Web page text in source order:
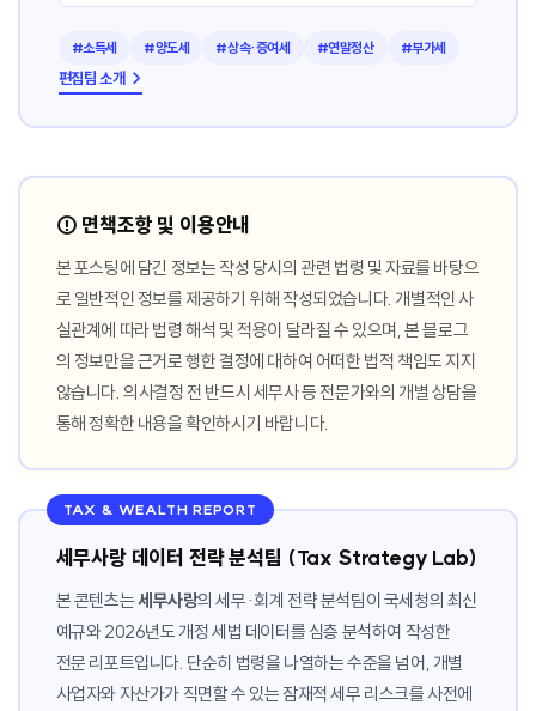
#소득세 #양도세 #상속·증여세 #연말정산 #부가세
편집팀 소개 →
⚠️ 면책조항 및 이용안내
본 포스팅에 담긴 정보는 작성 당시의 관련 법령 및 자료를 바탕으
로 일반적인 정보를 제공하기 위해 작성되었습니다. 개별적인 사
실관계에 따라 법령 해석 및 적용이 달라질 수 있으며, 본 블로그
의 정보만을 근거로 행한 결정에 대하여 어떠한 법적 책임도 지지
않습니다. 의사결정 전 반드시 세무사 등 전문가와의 개별 상담을
통해 정확한 내용을 확인하시기 바랍니다.
TAX & WEALTH REPORT
세무사랑 데이터 전략 분석팀 (Tax Strategy Lab)
본 콘텐츠는세무사랑의 세무·회계 전략 분석팀이 국세청의 최신
예규와 2026년도 개정 세법 데이터를 심층 분석하여 작성한
전문 리포트입니다. 단순히 법령을 나열하는 수준을 넘어, 개별
사업자와 자산가가 직면할 수 있는 잠재적 세무 리스크를 사전에